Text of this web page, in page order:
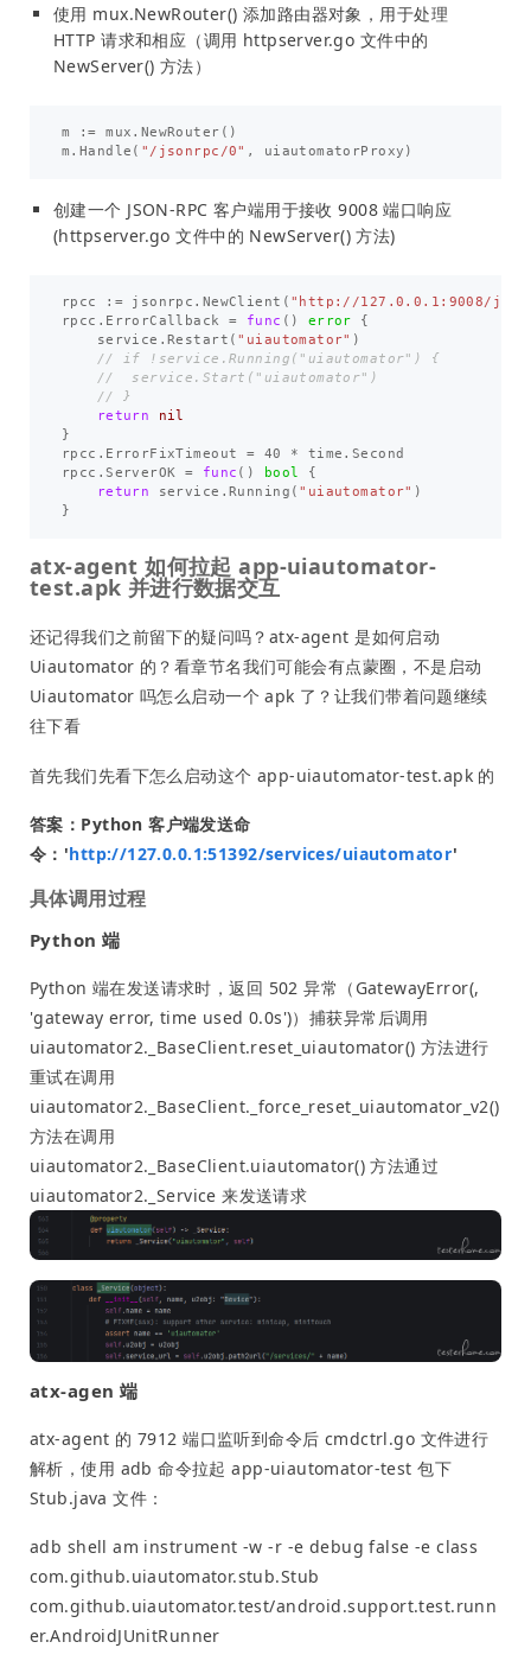
使用 mux.NewRouter() 添加路由器对象，用于处理
HTTP 请求和相应（调用 httpserver.go 文件中的
NewServer() 方法）
m := mux . NewRouter ()
m . Handle ( "/jsonrpc/0" , uiautomatorProxy )
创建一个 JSON-RPC 客户端用于接收 9008 端口响应
(httpserver.go 文件中的 NewServer() 方法)
rpcc := jsonrpc . NewClient ( "http://127.0.0.1:9008/
rpcc . ErrorCallback = func () error
{
service . Restart ( "uiautomator" )
// if !service.Running("uiautomator") {
//  service.Start("uiautomator")
// }
return
nil
}
rpcc . ErrorFixTimeout = 40 * time . Second
rpcc .ServerOK = func () bool
{
return
service . Running ( "uiautomator" )
}
atx-agent 如何拉起 app-uiautomator-
test.apk 并进行数据交互
还记得我们之前留下的疑问吗？atx-agent 是如何启动
Uiautomator 的？看章节名我们可能会有点蒙圈，不是启动
Uiautomator 吗怎么启动一个 apk 了？让我们带着问题继续
往下看
首先我们先看下怎么启动这个 app-uiautomator-test.apk 的
答案：Python 客户端发送命
令：'http://127.0.0.1:51392/services/uiautomator'
具体调用过程
Python 端
Python 端在发送请求时，返回 502 异常（GatewayError(,
'gateway error, time used 0.0s')）捕获异常后调用
uiautomator2._BaseClient.reset_uiautomator() 方法进行
重试在调用
uiautomator2._BaseClient._force_reset_uiautomator_v2()
方法在调用
uiautomator2._BaseClient.uiautomator() 方法通过
uiautomator2._Service 来发送请求
atx-agen 端
atx-agent 的 7912 端口监听到命令后 cmdctrl.go 文件进行
解析，使用 adb 命令拉起 app-uiautomator-test 包下
Stub.java 文件：
adb shell am instrument -w -r -e debug false -e class
com.github.uiautomator.stub.Stub
com.github.uiautomator.test/android.support.test.runn
er.AndroidJUnitRunner